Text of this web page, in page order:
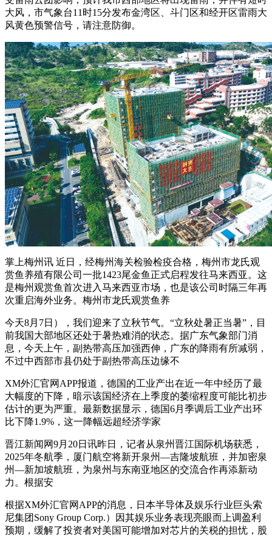
大风，市气象台11时15分发布金湾区、斗门区和经开区雷雨大
风黄色预警信号，请注意防御。
掌上梅州讯 近日，经梅州海关检验检疫合格，梅州市龙氏观
赏鱼养殖有限公司一批1423尾金鱼正式启程发往马来西亚。这
是梅州观赏鱼首次进入马来西亚市场，也是该公司时隔三年再
次重启海外业务。梅州市龙氏观赏鱼养
今天8月7日），我们迎来了立秋节气。“立秋处暑正当暑”，目
前我国大部地区还处于暑热难消的状态。据广东气象部门消
息，今天上午，副热带高压加强西伸，广东的降雨有所减弱，
不过中西部市县仍处于副热带高压边缘不
XM外汇官网APP报道，德国的工业产出在近一年中经历了最
大幅度的下降，暗示该国经济在上季度的萎缩程度可能比初步
估计的更为严重。最新数据显示，德国6月季调后工业产出环
比下降1.9%，这一降幅远超经济学家
晋江新闻网9月20日讯昨日，记者从泉州晋江国际机场获悉，
2025年冬航季，厦门航空将新开泉州—吉隆坡航班，并加密泉
州—新加坡航班，为泉州与东南亚地区的交流合作再添新动
力。根据安
根据XM外汇官网APP的消息，日本半导体及娱乐行业巨头索
尼集团Sony Group Corp.）因其娱乐业务表现亮眼而上调盈利
预期，缓解了投资者对美国可能增加对芯片的关税的担忧，股